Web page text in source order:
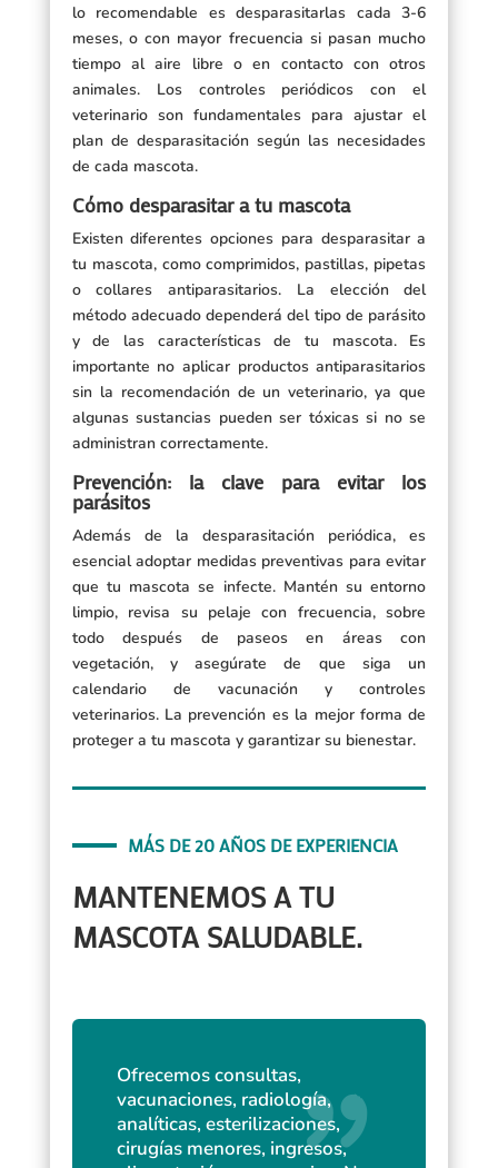
lo recomendable es desparasitarlas cada 3-6
meses, o con mayor frecuencia si pasan mucho
tiempo al aire libre o en contacto con otros
animales. Los controles periódicos con el
veterinario son fundamentales para ajustar el
plan de desparasitación según las necesidades
de cada mascota.
Cómo desparasitar a tu mascota
Existen diferentes opciones para desparasitar a
tu mascota, como comprimidos, pastillas, pipetas
o collares antiparasitarios. La elección del
método adecuado dependerá del tipo de parásito
y de las características de tu mascota. Es
importante no aplicar productos antiparasitarios
sin la recomendación de un veterinario, ya que
algunas sustancias pueden ser tóxicas si no se
administran correctamente.
Prevención: la clave para evitar los
parásitos
Además de la desparasitación periódica, es
esencial adoptar medidas preventivas para evitar
que tu mascota se infecte. Mantén su entorno
limpio, revisa su pelaje con frecuencia, sobre
todo después de paseos en áreas con
vegetación, y asegúrate de que siga un
calendario de vacunación y controles
veterinarios. La prevención es la mejor forma de
proteger a tu mascota y garantizar su bienestar.
MÁS DE 20 AÑOS DE EXPERIENCIA
MANTENEMOS A TU
MASCOTA SALUDABLE.
Ofrecemos consultas,
vacunaciones, radiología,
analíticas, esterilizaciones,
cirugías menores, ingresos,